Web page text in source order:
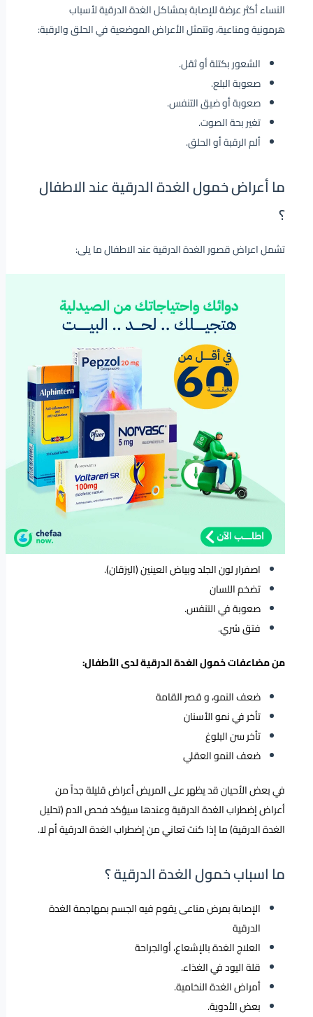
النساء أكثر عرضة للإصابة بمشاكل الغدة الدرقية لأسباب
هرمونية ومناعية، وتتمثل الأعراض الموضعية في الحلق والرقبة:
الشعور بكتلة أو ثقل.
صعوبة البلع.
صعوبة أو ضيق التنفس.
تغير بحة الصوت.
ألم الرقبة أو الحلق.
ما أعراض خمول الغدة الدرقية عند الاطفال
؟
تشمل اعراض قصور الغدة الدرقية عند الاطفال ما يلى:
اصفرار لون الجلد وبياض العينين (اليرَقان).
تضخم اللسان
صعوبة في التنفس.
فتق سُري.
من مضاعفات خمول الغدة الدرقية لدى الأطفال:
ضعف النمو، و قصر القامة
تأخر في نمو الأسنان
تأخر سن البلوغ
ضعف النمو العقلي
في بعض الأحيان قد يظهر على المريض أعراض قليلة جداً من
أعراض إضطراب الغدة الدرقية وعندها سيؤكد فحص الدم (تحليل
الغدة الدرقية) ما إذا كنت تعاني من إضطراب الغدة الدرقية أم لا.
ما اسباب خمول الغدة الدرقية ؟
الإصابة بمرض مناعى يقوم فيه الجسم بمهاجمة الغدة
الدرقية
العلاج الغدة بالإشعاع، أوالجراحة
قلة اليود في الغذاء.
أمراض الغدة النخامية.
بعض الأدوية.